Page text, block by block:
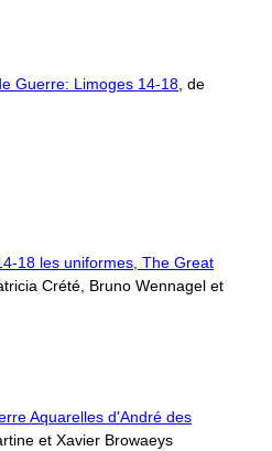
Guerre: Limoges 14-18 , de
18 les uniformes, The Great
Crété, Bruno Wennagel et
Aquarelles d'André des
et Xavier Browaeys